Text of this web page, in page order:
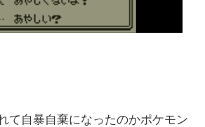
て自暴自棄になったのかポケモン